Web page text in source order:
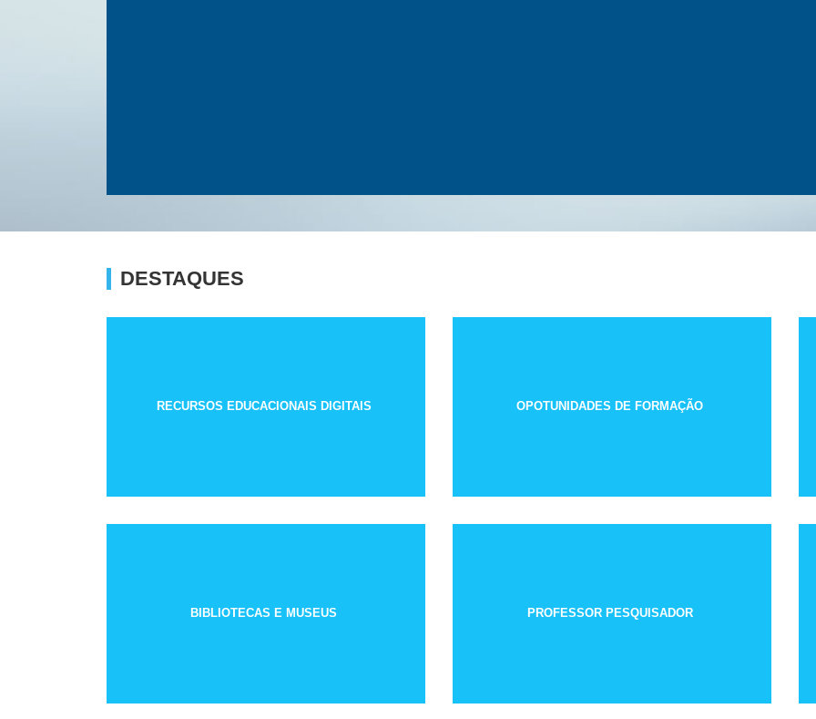
DESTAQUES
RECURSOS EDUCACIONAIS DIGITAIS OPOTUNIDADES DE FORMAÇÃO
BIBLIOTECAS E MUSEUS PROFESSOR PESQUISADOR